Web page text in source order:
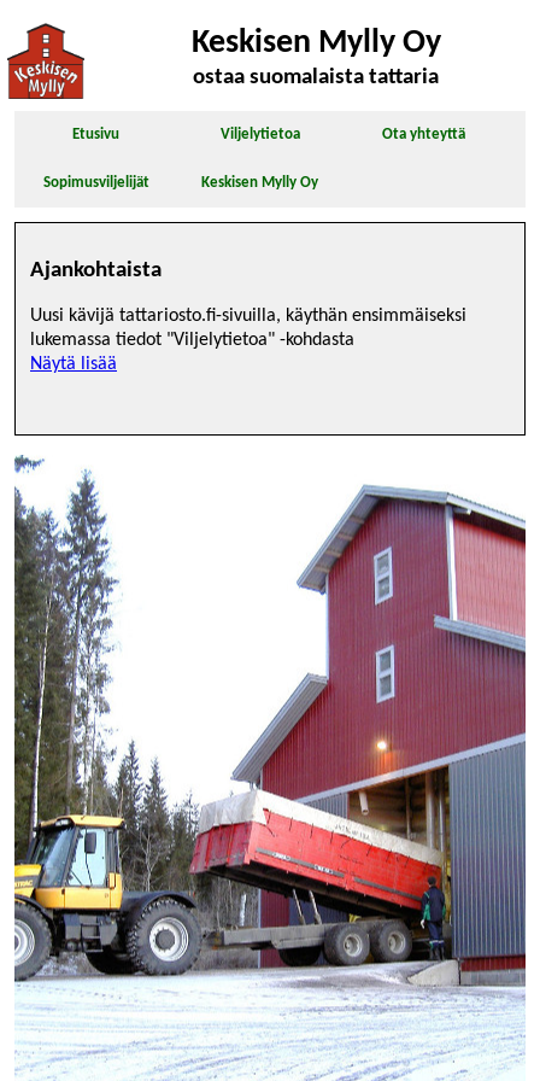
Keskisen Mylly Oy
ostaa suomalaista tattaria
Etusivu Viljelytietoa Ota yhteyttä
Sopimusviljelijät Keskisen Mylly Oy
Ajankohtaista
Uusi kävijä tattariosto.fi-sivuilla, käythän ensimmäiseksi
lukemassa tiedot "Viljelytietoa" -kohdasta
Näytä lisää